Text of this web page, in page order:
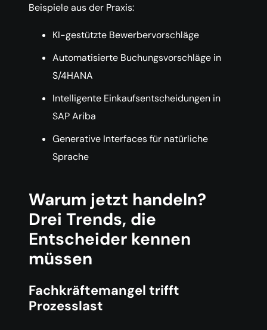
Beispiele aus der Praxis:
KI-gestützte Bewerbervorschläge
Automatisierte Buchungsvorschläge in
S/4HANA
Intelligente Einkaufsentscheidungen in
SAP Ariba
Generative Interfaces für natürliche
Sprache
Warum jetzt handeln?
Drei Trends, die
Entscheider kennen
müssen
Fachkräftemangel trifft
Prozesslast